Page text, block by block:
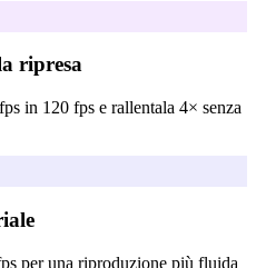
ripresa
in 120 fps e rallentala 4× senza
per una riproduzione più fluida